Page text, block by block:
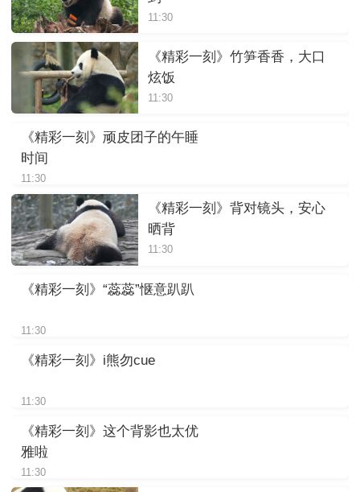
11:30
《精彩一刻》竹笋香香，大口
炫饭
11:30
《精彩一刻》顽皮团子的午睡
时间
11:30
《精彩一刻》背对镜头，安心
晒背
11:30
《精彩一刻》“蕊蕊”惬意趴趴
11:30
《精彩一刻》i熊勿cue
11:30
《精彩一刻》这个背影也太优
雅啦
11:30